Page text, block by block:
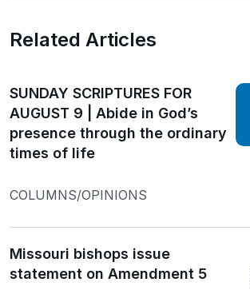
Related Articles
SUNDAY SCRIPTURES FOR
AUGUST 9 | Abide in God’s
presence through the ordinary
times of life
COLUMNS/OPINIONS
Missouri bishops issue
statement on Amendment 5